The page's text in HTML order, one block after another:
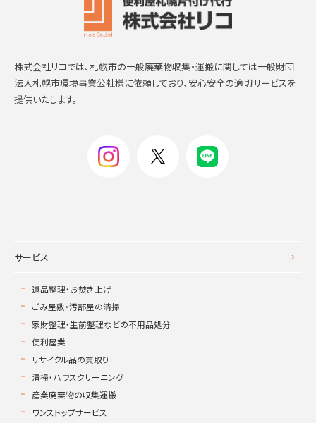
株式会社リコでは、札幌市の一般廃棄物収集・運搬に関しては一般財団
法人札幌市環境事業公社様に依頼しており、安心安全の適切サービスを
提供いたします。
サービス
遺品整理・お焚き上げ
ごみ屋敷・汚部屋の清掃
家財整理・生前整理などの不用品処分
便利屋業
リサイクル品の買取り
清掃・ハウスクリーニング
産業廃棄物の収集運搬
ワンストップサービス